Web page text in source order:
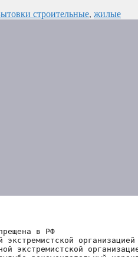
строительные, жилые
в РФ
экстремистской